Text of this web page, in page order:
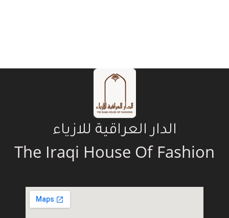
الدار العراقية للازياء
The Iraqi House Of Fashion